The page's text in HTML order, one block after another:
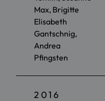
Max, Brigitte
Elisabeth
Gantschnig,
Andrea
Pfingsten
2016